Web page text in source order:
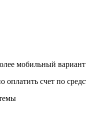
мобильный вариант
оплатить счет по